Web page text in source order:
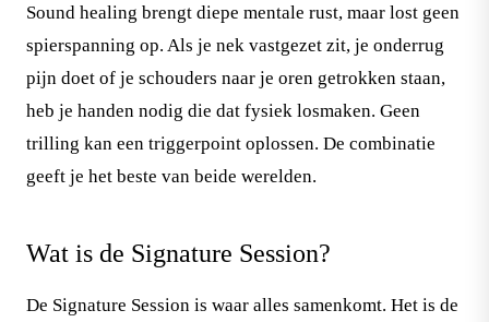
Sound healing brengt diepe mentale rust, maar lost geen
spierspanning op. Als je nek vastgezet zit, je onderrug
pijn doet of je schouders naar je oren getrokken staan,
heb je handen nodig die dat fysiek losmaken. Geen
trilling kan een triggerpoint oplossen. De combinatie
geeft je het beste van beide werelden.
Wat is de Signature Session?
De Signature Session is waar alles samenkomt. Het is de